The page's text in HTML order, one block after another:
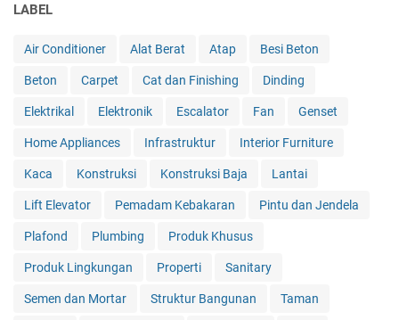
LABEL
Air Conditioner Alat Berat Atap Besi Beton
Beton Carpet Cat dan Finishing Dinding
Elektrikal Elektronik Escalator Fan Genset
Home Appliances Infrastruktur Interior Furniture
Kaca Konstruksi Konstruksi Baja Lantai
Lift Elevator Pemadam Kebakaran Pintu dan Jendela
Plafond Plumbing Produk Khusus
Produk Lingkungan Properti Sanitary
Semen dan Mortar Struktur Bangunan Taman